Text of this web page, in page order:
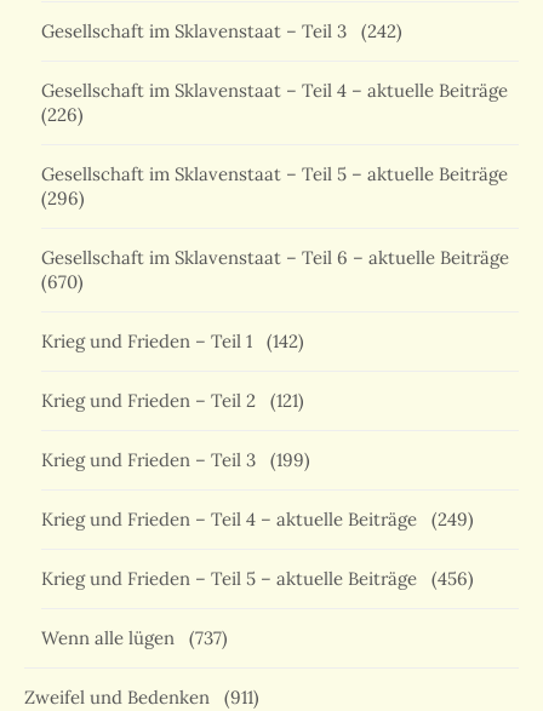
Gesellschaft im Sklavenstaat – Teil 3 (242)
Gesellschaft im Sklavenstaat – Teil 4 – aktuelle Beiträge
(226)
Gesellschaft im Sklavenstaat – Teil 5 – aktuelle Beiträge
(296)
Gesellschaft im Sklavenstaat – Teil 6 – aktuelle Beiträge
(670)
Krieg und Frieden – Teil 1 (142)
Krieg und Frieden – Teil 2 (121)
Krieg und Frieden – Teil 3 (199)
Krieg und Frieden – Teil 4 – aktuelle Beiträge (249)
Krieg und Frieden – Teil 5 – aktuelle Beiträge (456)
Wenn alle lügen (737)
Zweifel und Bedenken (911)